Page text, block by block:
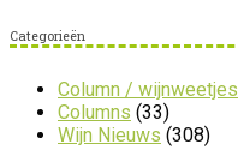
Categorieën
Column / wijnweetjes
Columns (33)
Wijn Nieuws (308)